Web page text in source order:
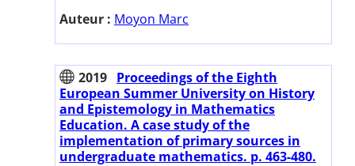
Auteur : Moyon Marc
2019 Proceedings of the Eighth
European Summer University on History
and Epistemology in Mathematics
Education. A case study of the
implementation of primary sources in
undergraduate mathematics. p. 463-480.